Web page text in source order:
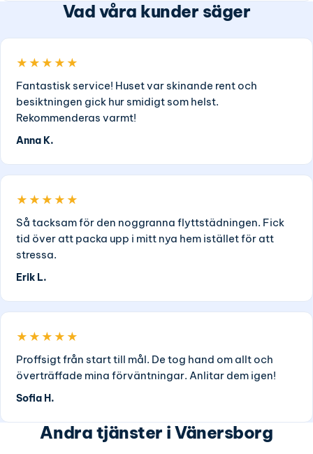
Vad våra kunder säger
★★★★★
Fantastisk service! Huset var skinande rent och
besiktningen gick hur smidigt som helst.
Rekommenderas varmt!
Anna K.
★★★★★
Så tacksam för den noggranna flyttstädningen. Fick
tid över att packa upp i mitt nya hem istället för att
stressa.
Erik L.
★★★★★
Proffsigt från start till mål. De tog hand om allt och
överträffade mina förväntningar. Anlitar dem igen!
Sofia H.
Andra tjänster i Vänersborg